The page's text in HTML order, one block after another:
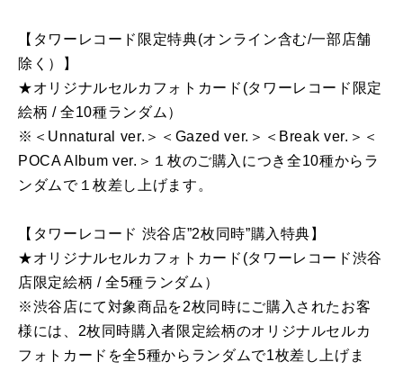
【タワーレコード限定特典(オンライン含む/一部店舗
除く）】
★オリジナルセルカフォトカード(タワーレコード限定
絵柄 / 全10種ランダム）
※＜Unnatural ver.＞＜Gazed ver.＞＜Break ver.＞＜
POCA Album ver.＞１枚のご購入につき全10種からラ
ンダムで１枚差し上げます。
【タワーレコード 渋谷店”2枚同時”購入特典】
★オリジナルセルカフォトカード(タワーレコード渋谷
店限定絵柄 / 全5種ランダム）
※渋谷店にて対象商品を2枚同時にご購入されたお客
様には、2枚同時購入者限定絵柄のオリジナルセルカ
フォトカードを全5種からランダムで1枚差し上げま